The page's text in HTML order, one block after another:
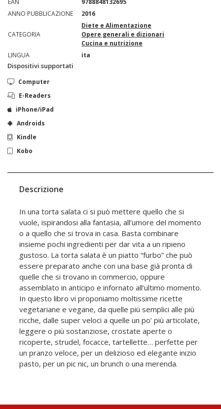
EAN
9788848132695
ANNO PUBBLICAZIONE
2016
CATEGORIA
Diete e Alimentazione
Opere generali e dizionari
Cucina e nutrizione
LINGUA
ita
Dispositivi supportati
Computer
E-Readers
iPhone/iPad
Androids
Kindle
Kobo
Descrizione
In una torta salata ci si può mettere quello che si
vuole, ispirandosi alla fantasia, all’umore del momento
o a quello che si trova in casa. Basta combinare
insieme pochi ingredienti per dar vita a un ripieno
gustoso. La torta salata è un piatto “furbo” che può
essere preparato anche con una base già pronta di
quelle che si trovano in commercio, oppure
assemblato in anticipo e infornato all’ultimo momento.
In questo libro vi proponiamo moltissime ricette
vegetariane e vegane, da quelle più semplici alle più
ricche, dalle super veloci a quelle un po’ più articolate,
leggere o più sostanziose, crostate aperte o
ricoperte, strudel, focacce, tartellette… perfette per
un pranzo veloce, per un delizioso ed elegante inizio
pasto, per un pic nic, un brunch o una merenda.